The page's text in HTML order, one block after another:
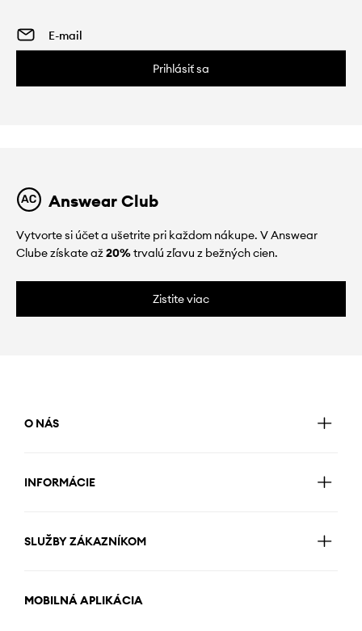
Prihlásiť sa
Answear Club
Vytvorte si účet a ušetrite pri každom nákupe. V Answear
Clube získate až20%trvalú zľavu z bežných cien.
Zistite viac
O NÁS
INFORMÁCIE
SLUŽBY ZÁKAZNÍKOM
MOBILNÁ APLIKÁCIA